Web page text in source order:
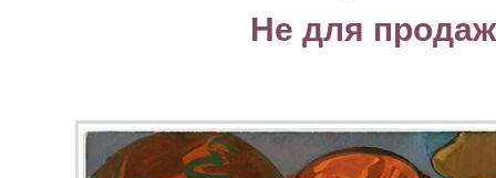
Не для